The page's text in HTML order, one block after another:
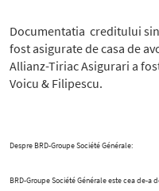
Documentatia creditului
fost asigurate de casa de
Allianz-Tiriac Asigurari a
Voicu & Filipescu.
Despre BRD-Groupe Société Générale:
BRD-Groupe Société Générale este cea de-